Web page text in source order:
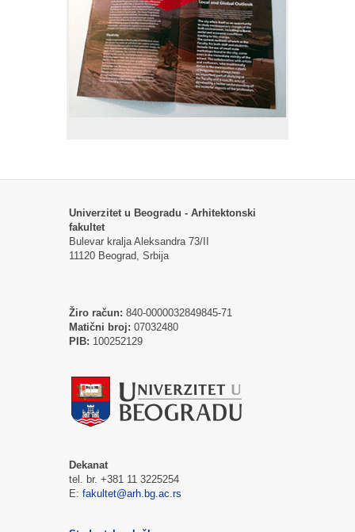
Univerzitet u Beogradu - Arhitektonski
fakultet
Bulevar kralja Aleksandra 73/II
11120 Beograd, Srbija
Žiro račun: 840-0000032849845-71
Matični broj: 07032480
PIB: 100252129
Dekanat
tel. br. +381 11 3225254
E: fakultet@arh.bg.ac.rs